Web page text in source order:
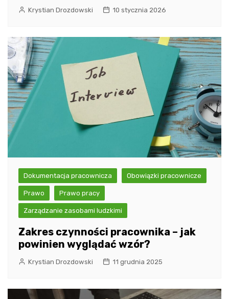
Krystian Drozdowski 10 stycznia 2026
Dokumentacja pracownicza Obowiązki pracownicze
Prawo Prawo pracy
Zarządzanie zasobami ludzkimi
Zakres czynności pracownika – jak
powinien wyglądać wzór?
Krystian Drozdowski 11 grudnia 2025